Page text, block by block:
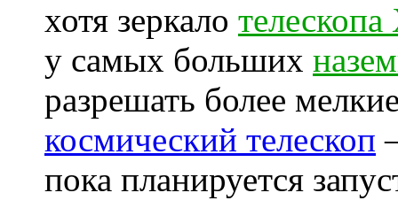
хотя зеркало
у самых больших
разрешать более
космический телескоп
пока планируется